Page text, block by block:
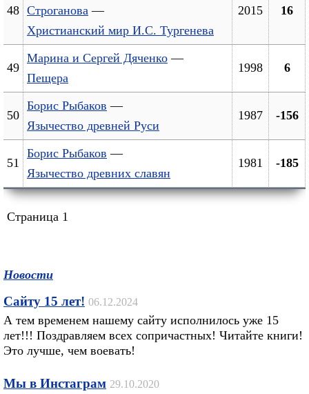
48 Строганова —
Христианский мир И.С. Тургенева
2015 16
49
Марина и Сергей Дяченко —
Пещера
1998 6
50
Борис Рыбаков —
Язычество древней Руси
1987 -156
51
Борис Рыбаков —
Язычество древних славян
1981 -185
Страница 1
Новости
Сайту 15 лет! 06.12.2024
А тем временем нашему сайту исполнилось уже 15
лет!!! Поздравляем всех сопричастных! Читайте книги!
Это лучше, чем воевать!
Мы в Инстаграм 29.10.2020